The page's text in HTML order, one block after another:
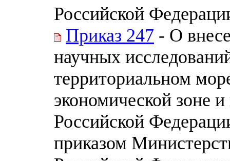
Российской
Приказ 247 - О
научных
территориальном
экономической зоне
Российской
приказом